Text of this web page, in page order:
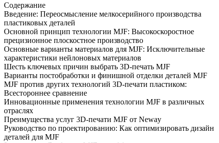
Содержание
Введение: Переосмысление мелкосерийного производства
пластиковых деталей
Основной принцип технологии MJF: Высокоскоростное
прецизионное плоскостное производство
Основные варианты материалов для MJF: Исключительные
характеристики нейлоновых материалов
Шесть ключевых причин выбрать 3D-печать MJF
Варианты постобработки и финишной отделки деталей MJF
MJF против других технологий 3D-печати пластиком:
Всестороннее сравнение
Инновационные применения технологии MJF в различных
отраслях
Преимущества услуг 3D-печати MJF от Neway
Руководство по проектированию: Как оптимизировать дизайн
деталей для MJF